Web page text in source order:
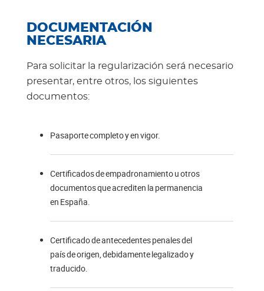
DOCUMENTACIÓN
NECESARIA
Para solicitar la regularización será necesario
presentar, entre otros, los siguientes
documentos:
Pasaporte completo y en vigor.
Certificados de empadronamiento u otros
documentos que acrediten la permanencia
en España.
Certificado de antecedentes penales del
país de origen, debidamente legalizado y
traducido.